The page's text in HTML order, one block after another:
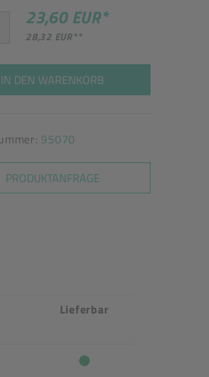
23,60 EUR*
28,32 EUR**
IN DEN WARENKORB
95070
PRODUKTANFRAGE
Lieferbar